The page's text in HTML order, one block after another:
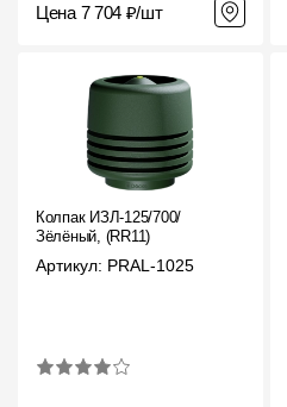
Цена 7 704 ₽/шт
Колпак ИЗЛ-125/700/
Зёлёный, (RR11)
Артикул: PRAL-1025